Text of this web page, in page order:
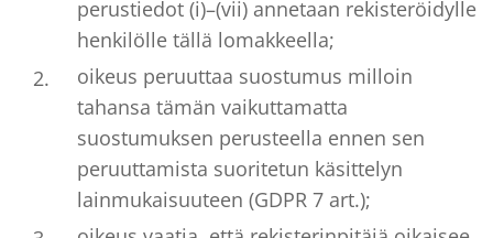
perustiedot (i)–(vii) annetaan rekisteröidylle
henkilölle tällä lomakkeella;
oikeus peruuttaa suostumus milloin
tahansa tämän vaikuttamatta
suostumuksen perusteella ennen sen
peruuttamista suoritetun käsittelyn
lainmukaisuuteen (GDPR 7 art.);